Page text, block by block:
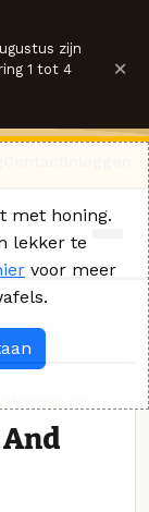
zijn
1 tot 4
×
And
met honing.
lekker te
voor meer